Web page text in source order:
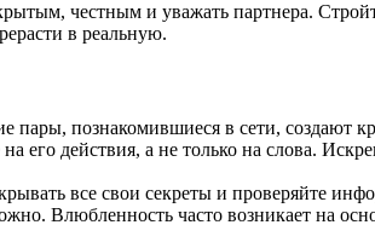
честным и уважать партнера.
в реальную.
пары, познакомившиеся в сети, создают
его действия, а не только на слова.
все свои секреты и проверяйте
Влюбленность часто возникает на